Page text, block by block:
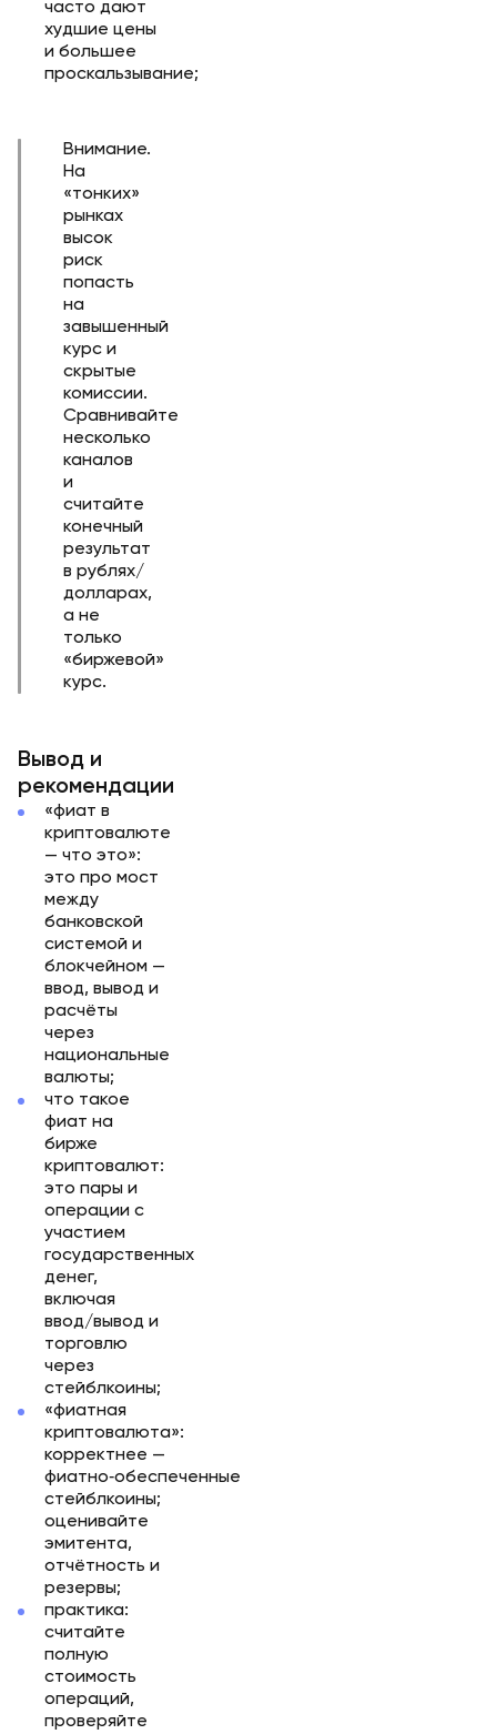
часто дают
худшие цены
и большее
проскальзывание;
Внимание.
На
«тонких»
рынках
высок
риск
попасть
на
завышенный
курс и
скрытые
комиссии.
Сравнивайте
несколько
каналов
и
считайте
конечный
результат
в рублях/
долларах,
а не
только
«биржевой»
курс.
Вывод и
рекомендации
«фиат в
криптовалюте
— что это»:
это про мост
между
банковской
системой и
блокчейном —
ввод, вывод и
расчёты
через
национальные
валюты;
что такое
фиат на
бирже
криптовалют:
это пары и
операции с
участием
государственных
денег,
включая
ввод/вывод и
торговлю
через
стейблкоины;
«фиатная
криптовалюта»:
корректнее —
фиатно‑обеспеченные
стейблкоины;
оценивайте
эмитента,
отчётность и
резервы;
практика:
считайте
полную
стоимость
операций,
проверяйте